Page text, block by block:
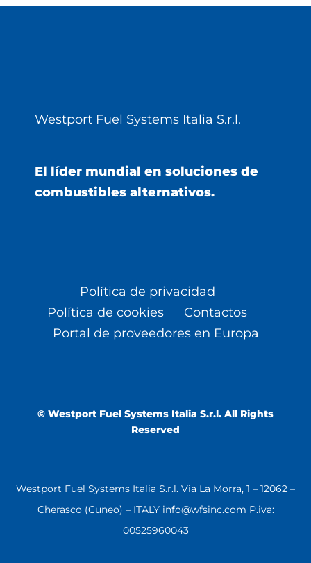
Westport Fuel Systems Italia S.r.l.
El líder mundial en soluciones de
combustibles alternativos.
Política de privacidad
Política de cookies
Contactos
Portal de proveedores en Europa
© Westport Fuel Systems Italia S.r.l. All Rights
Reserved
Westport Fuel Systems Italia S.r.l. Via La Morra, 1 – 12062 –
Cherasco (Cuneo) – ITALY info@wfsinc.com P.iva:
00525960043